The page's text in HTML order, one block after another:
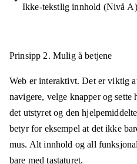
Ikke-tekstlig innhold (Nivå A)
Prinsipp 2. Mulig å betjene
Web er interaktivt. Det er viktig
navigere, velge knapper og
det utstyret og den
betyr for eksempel at det ikke
mus. Alt innhold og all
bare med tastaturet.